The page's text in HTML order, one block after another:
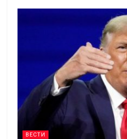
ВЕСТИ